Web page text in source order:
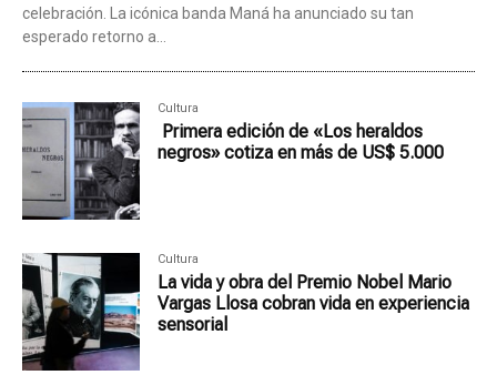
celebración. La icónica banda Maná ha anunciado su tan
esperado retorno a...
Cultura
Primera edición de «Los heraldos
negros» cotiza en más de US$ 5.000
Cultura
La vida y obra del Premio Nobel Mario
Vargas Llosa cobran vida en experiencia
sensorial